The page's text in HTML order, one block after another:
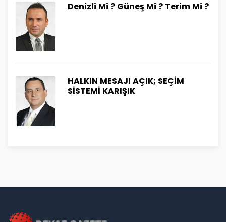
Denizli Mi ? Güneş Mi ? Terim Mi ?
HALKIN MESAJI AÇIK; SEÇİM
SİSTEMİ KARIŞIK